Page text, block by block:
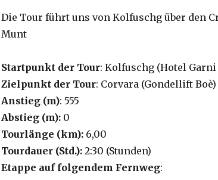
Die Tour führt uns von Kolfuschg über den
Munt
Startpunkt der Tour: Kolfuschg (Hotel Garni
Zielpunkt der Tour: Corvara (Gondellift Boè)
Anstieg (m): 555
Abstieg (m):0
Tourlänge (km): 6,00
Tourdauer (Std.):2:30 (Stunden)
Etappe auf folgendem Fernweg: